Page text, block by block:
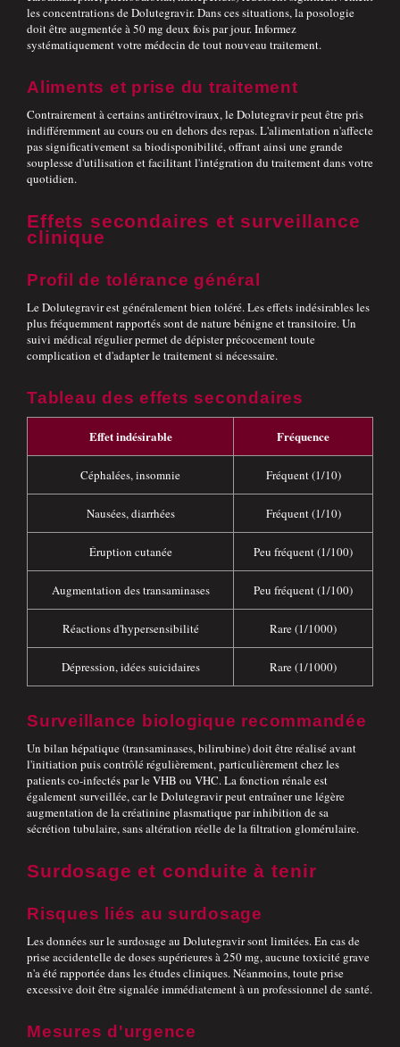
les concentrations de Dolutegravir. Dans ces situations, la posologie
doit être augmentée à 50 mg deux fois par jour. Informez
systématiquement votre médecin de tout nouveau traitement.
Aliments et prise du traitement
Contrairement à certains antirétroviraux, le Dolutegravir peut être pris
indifféremment au cours ou en dehors des repas. L'alimentation n'affecte
pas significativement sa biodisponibilité, offrant ainsi une grande
souplesse d'utilisation et facilitant l'intégration du traitement dans votre
quotidien.
Effets secondaires et surveillance
clinique
Profil de tolérance général
Le Dolutegravir est généralement bien toléré. Les effets indésirables les
plus fréquemment rapportés sont de nature bénigne et transitoire. Un
suivi médical régulier permet de dépister précocement toute
complication et d'adapter le traitement si nécessaire.
Tableau des effets secondaires
Effet indésirable Fréquence
Céphalées, insomnie Fréquent (1/10)
Nausées, diarrhées Fréquent (1/10)
Éruption cutanée Peu fréquent (1/100)
Augmentation des transaminases Peu fréquent (1/100)
Réactions d'hypersensibilité Rare (1/1000)
Dépression, idées suicidaires Rare (1/1000)
Surveillance biologique recommandée
Un bilan hépatique (transaminases, bilirubine) doit être réalisé avant
l'initiation puis contrôlé régulièrement, particulièrement chez les
patients co-infectés par le VHB ou VHC. La fonction rénale est
également surveillée, car le Dolutegravir peut entraîner une légère
augmentation de la créatinine plasmatique par inhibition de sa
sécrétion tubulaire, sans altération réelle de la filtration glomérulaire.
Surdosage et conduite à tenir
Risques liés au surdosage
Les données sur le surdosage au Dolutegravir sont limitées. En cas de
prise accidentelle de doses supérieures à 250 mg, aucune toxicité grave
n'a été rapportée dans les études cliniques. Néanmoins, toute prise
excessive doit être signalée immédiatement à un professionnel de santé.
Mesures d'urgence